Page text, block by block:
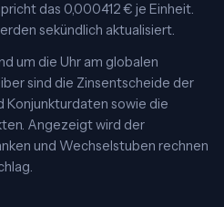
das 0,000412 € je Einheit.
sekündlich aktualisiert.
um die Uhr am globalen
sind die Zinsentscheide der
Konjunkturdaten sowie die
Angezeigt wird der
und Wechselstuben rechnen